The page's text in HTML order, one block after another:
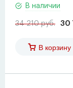
В наличии
34 210 руб. 30
В корзину